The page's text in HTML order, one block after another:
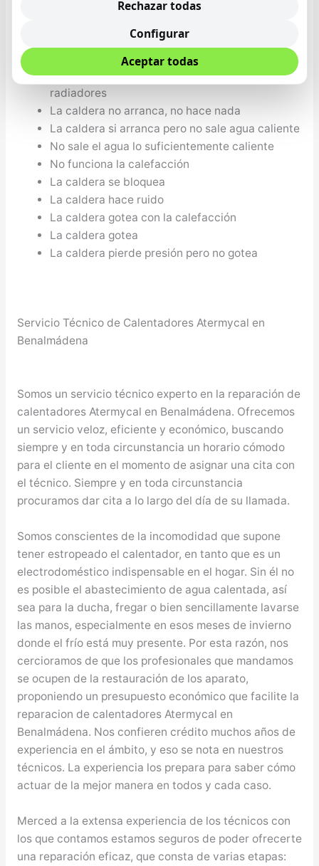
reparación de calderas Atermycal en Benalmádena
de aire acondicionado para proceder a su reparación:
No sale agua caliente y se calientan los
radiadores
La caldera no arranca, no hace nada
La caldera si arranca pero no sale agua caliente
No sale el agua lo suficientemente caliente
No funciona la calefacción
La caldera se bloquea
La caldera hace ruido
La caldera gotea con la calefacción
La caldera gotea
La caldera pierde presión pero no gotea
Servicio Técnico de Calentadores Atermycal en
Benalmádena
Somos un servicio técnico experto en la reparación de
calentadores Atermycal en Benalmádena. Ofrecemos
un servicio veloz, eficiente y económico, buscando
siempre y en toda circunstancia un horario cómodo
para el cliente en el momento de asignar una cita con
el técnico. Siempre y en toda circunstancia
procuramos dar cita a lo largo del día de su llamada.
Somos conscientes de la incomodidad que supone
tener estropeado el calentador, en tanto que es un
electrodoméstico indispensable en el hogar. Sin él no
es posible el abastecimiento de agua calentada, así
sea para la ducha, fregar o bien sencillamente lavarse
las manos, especialmente en esos meses de invierno
donde el frío está muy presente. Por esta razón, nos
cercioramos de que los profesionales que mandamos
se ocupen de la restauración de los aparato,
proponiendo un presupuesto económico que facilite la
reparacion de calentadores Atermycal en
Benalmádena. Nos confieren crédito muchos años de
experiencia en el ámbito, y eso se nota en nuestros
técnicos. La experiencia los prepara para saber cómo
actuar de la mejor manera en todos y cada caso.
Merced a la extensa experiencia de los técnicos con
los que contamos estamos seguros de poder ofrecerte
una reparación eficaz, que consta de varias etapas:
Rechazar todas
Configurar
Aceptar todas